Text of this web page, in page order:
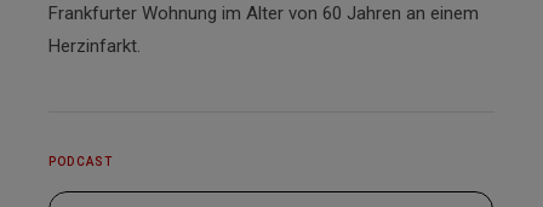
Frankfurter Wohnung im Alter von 60 Jahren an einem
Herzinfarkt.
PODCAST